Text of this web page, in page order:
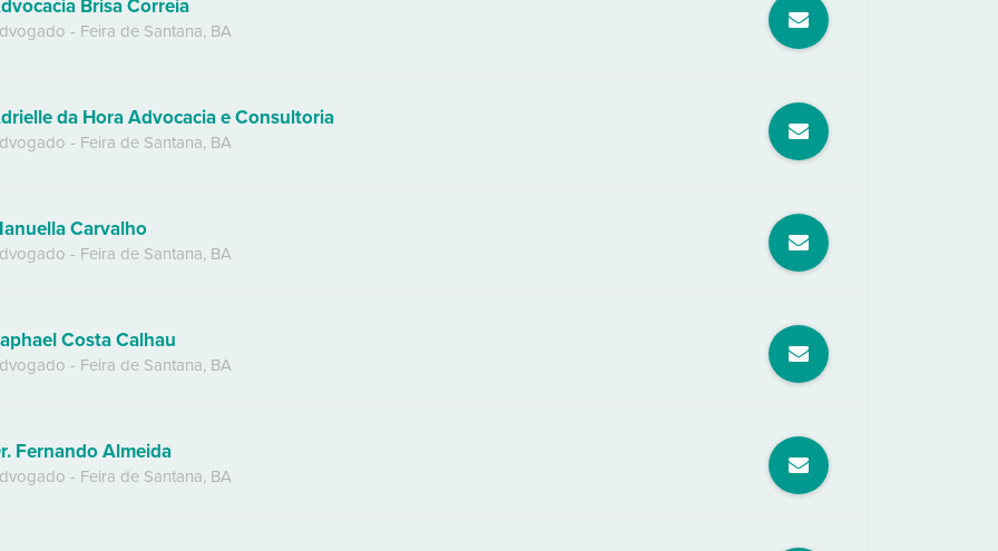
Brisa Correia
- Feira de Santana, BA
da Hora Advocacia e Consultoria
- Feira de Santana, BA
Carvalho
- Feira de Santana, BA
Costa Calhau
- Feira de Santana, BA
Fernando Almeida
- Feira de Santana, BA